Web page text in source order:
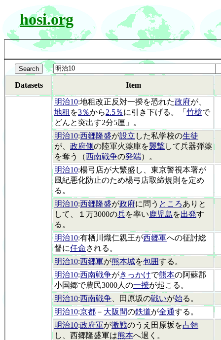
hosi.org
Datasets Item
明治10:地租改正反対一揆を恐れた政府が、
地租 を3％から2.5％に引き下げる。「 竹槍で
どんと突出す2分5厘」。
明治10:西郷隆盛が設立 した私学校の生徒
が、 政府側の陸軍火薬庫を襲撃して兵器弾薬
を奪う（西南戦争の発端）。
明治10:楊弓店が大繁盛し、東京警視本署が
風紀悪化防止のため楊弓店取締規則を定め
る。
明治10:西郷隆盛が政府に問う ところありと
して、１万3000の兵を率い鹿児島を出発す
る。
明治10:有栖川熾仁親王が西郷軍への征討総
督に任命される。
明治10:西郷軍が熊本城を包囲する。
明治10:西南戦争がきっかけで熊本の阿蘇郡
小国郷で農民3000人の一揆が起こる。
明治10:西南戦争 、田原坂の戦いが始る。
明治10:京都 － 大阪間の鉄道が全通する。
明治10:政府軍が激戦のうえ田原坂を占領
し、西郷隆盛軍は熊本へ退く。